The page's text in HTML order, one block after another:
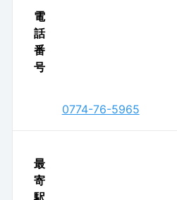
電
話
番
号
0774-76-5965
最
寄
駅